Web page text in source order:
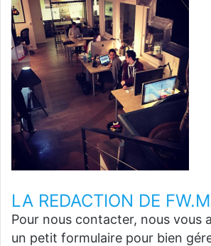
LA REDACTION DE
Pour nous contacter, nous vous
un petit formulaire pour bien